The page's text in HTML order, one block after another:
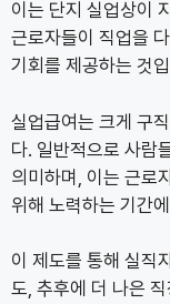
이는 단지 실업상이
근로자들이 직업을
기회를 제공하는 것
실업급여는 크게 구
다. 일반적으로 사람
의미하며, 이는 근로
위해 노력하는 기간
이 제도를 통해 실직
도, 추후에 더 나은